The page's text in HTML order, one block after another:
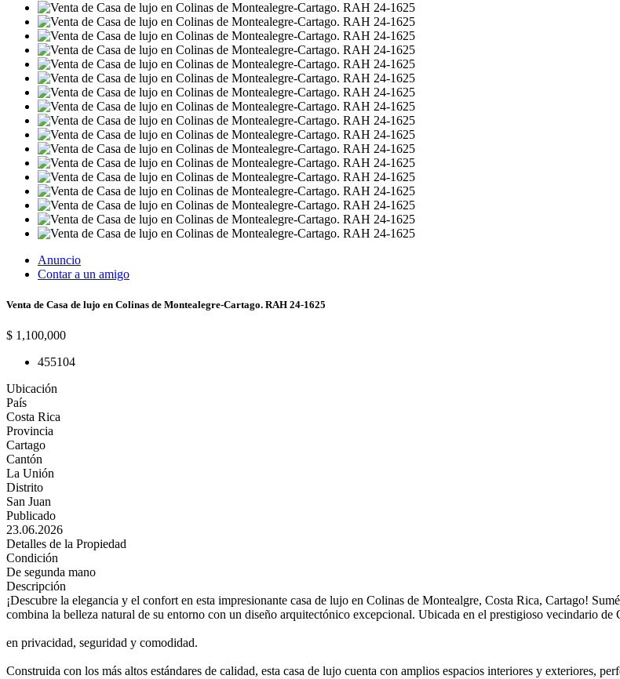
Anuncio
Contar a un amigo
Venta de Casa de lujo en Colinas de Montealegre-Cartago. RAH 24-1625
$ 1,100,000
455104
Ubicación
País
Costa Rica
Provincia
Cartago
Cantón
La Unión
Distrito
San Juan
Publicado
23.06.2026
Detalles de la Propiedad
Condición
De segunda mano
Descripción
¡Descubre la elegancia y el confort en esta impresionante casa de lujo en Colinas de Montealgre, Costa Rica, Cartago!
combina la belleza natural de su entorno con un diseño arquitectónico excepcional. Ubicada en el prestigioso vecindario
en privacidad, seguridad y comodidad.
Construida con los más altos estándares de calidad, esta casa de lujo cuenta con amplios espacios interiores y exteriores,